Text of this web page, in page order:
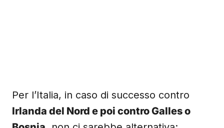
Per l’Italia, in caso di successo contro
Irlanda del Nord e poi contro Galles o